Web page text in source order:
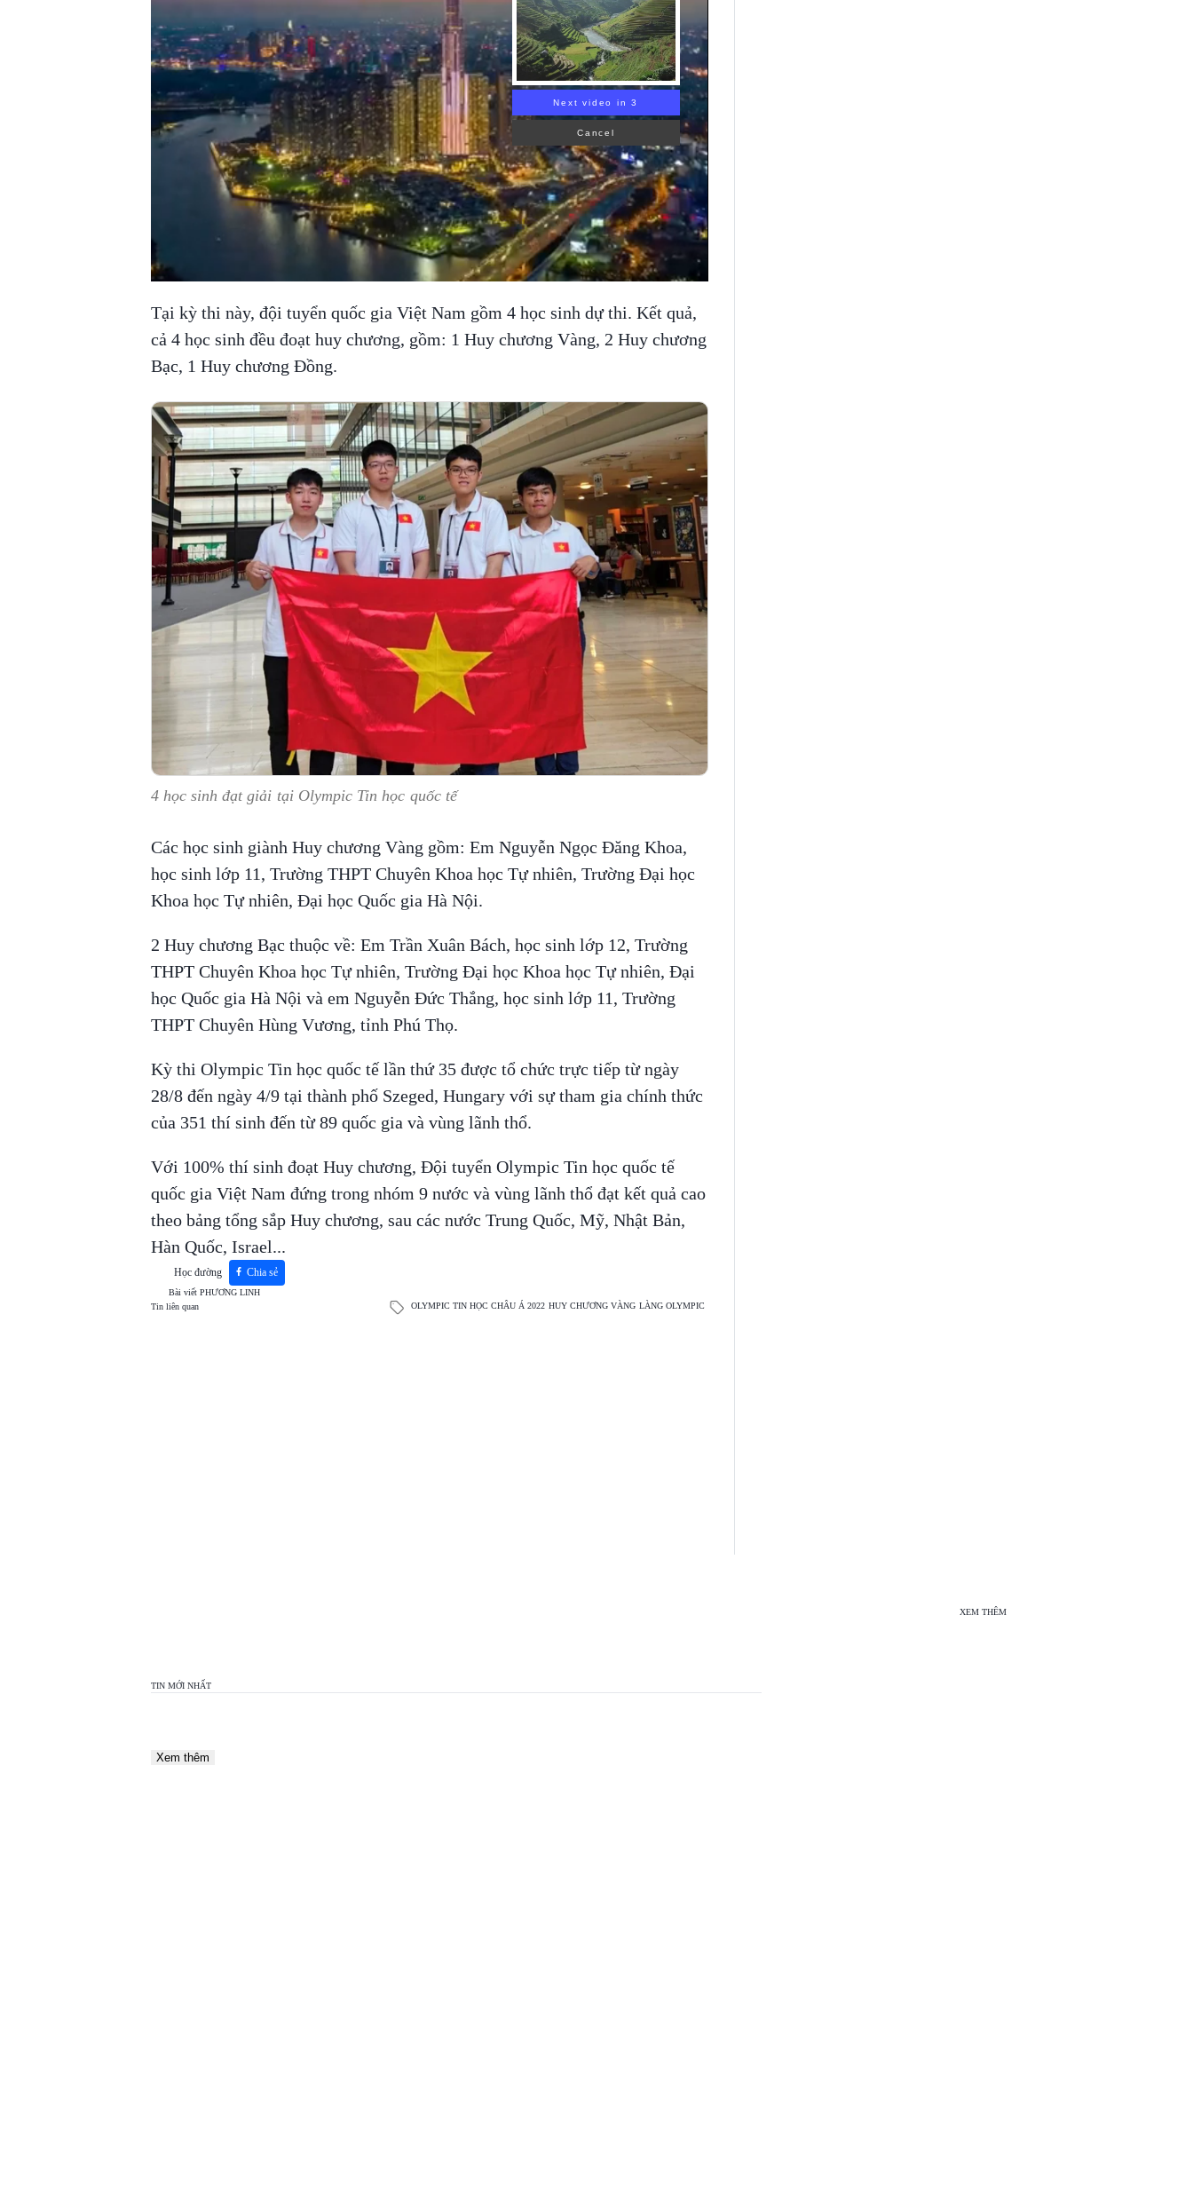
Next video in 2
Cancel
Tại kỳ thi này, đội tuyển quốc gia Việt Nam gồm 4 học sinh dự thi. Kết quả,
cả 4 học sinh đều đoạt huy chương, gồm: 1 Huy chương Vàng, 2 Huy chương
Bạc, 1 Huy chương Đồng.
4 học sinh đạt giải tại Olympic Tin học quốc tế
Các học sinh giành Huy chương Vàng gồm: Em Nguyễn Ngọc Đăng Khoa,
học sinh lớp 11, Trường THPT Chuyên Khoa học Tự nhiên, Trường Đại học
Khoa học Tự nhiên, Đại học Quốc gia Hà Nội.
2 Huy chương Bạc thuộc về: Em Trần Xuân Bách, học sinh lớp 12, Trường
THPT Chuyên Khoa học Tự nhiên, Trường Đại học Khoa học Tự nhiên, Đại
học Quốc gia Hà Nội và em Nguyễn Đức Thắng, học sinh lớp 11, Trường
THPT Chuyên Hùng Vương, tỉnh Phú Thọ.
Kỳ thi Olympic Tin học quốc tế lần thứ 35 được tổ chức trực tiếp từ ngày
28/8 đến ngày 4/9 tại thành phố Szeged, Hungary với sự tham gia chính thức
của 351 thí sinh đến từ 89 quốc gia và vùng lãnh thổ.
Với 100% thí sinh đoạt Huy chương, Đội tuyển Olympic Tin học quốc tế
quốc gia Việt Nam đứng trong nhóm 9 nước và vùng lãnh thổ đạt kết quả cao
theo bảng tổng sắp Huy chương, sau các nước Trung Quốc, Mỹ, Nhật Bản,
Hàn Quốc, Israel...
Học đường Chia sẻ
Bài viết PHƯƠNG LINH
Tin liên quan
OLYMPIC TIN HỌC CHÂU Á 2022 HUY CHƯƠNG VÀNG LÀNG OLYMPIC
XEM THÊM
TIN MỚI NHẤT
Xem thêm